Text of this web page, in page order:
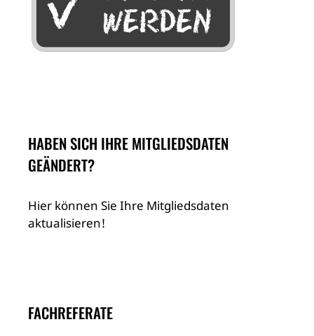
HABEN SICH IHRE MITGLIEDSDATEN
GEÄNDERT?
Hier können Sie Ihre Mitgliedsdaten
aktualisieren!
FACHREFERATE